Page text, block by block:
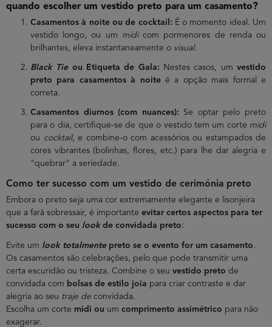
quando escolher um vestido preto para um casamento?
Casamentos à noite ou de cocktail: É o momento ideal. Um
vestido longo, ou um midicom pormenores de renda ou
brilhantes, eleva instantaneamente o visual.
Black Tieou Etiqueta de Gala: Nestes casos, umvestido
preto para casamentos à noiteé a opção mais formal e
correta.
Casamentos diurnos (com nuances): Se optar pelo preto
para o dia, certifique-se de que o vestido tem um corte midi
ou cocktail, e combine-o com acessórios ou estampados de
cores vibrantes (bolinhas, flores, etc.) para lhe dar alegria e
"quebrar" a seriedade.
Como ter sucesso com um vestido de cerimónia preto
Embora o preto seja uma cor extremamente elegante e lisonjeira
que a fará sobressair, é importante evitar certos aspectos para ter
sucesso com o seu lookde convidada preto:
Evite um look totalmentepreto se o evento for um casamento.
Os casamentos são celebrações, pelo que pode transmitir uma
certa escuridão ou tristeza. Combine o seu vestido preto de
convidada com bolsas de estilo joia para criar contraste e dar
alegria ao seu traje de convidada.
Escolha um corte midi ou um comprimento assimétrico para não
exagerar.